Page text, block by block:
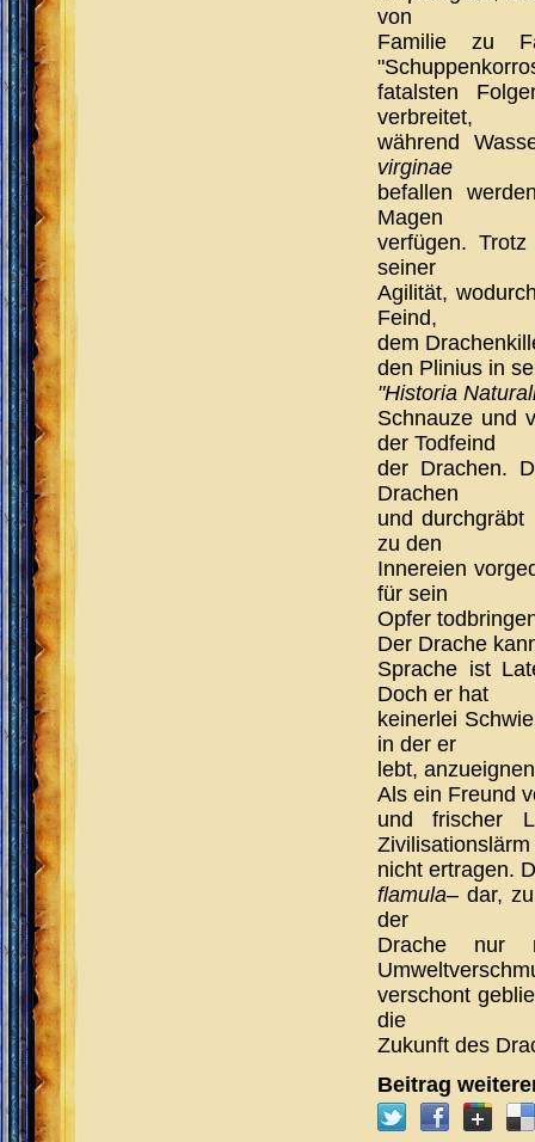
von
Familie zu
fatalsten
verbreitet,
während
virginae
befallen
Magen
verfügen.
seiner
Agilität,
Feind,
dem
den Plinius in
"Historia
Schnauze und
der Todfeind
der Drachen.
Drachen
und
zu den
Innereien
für sein
Opfer
Der Drache
Sprache ist
Doch er hat
keinerlei
in der er
lebt,
Als ein Freund
und frischer
Zivilisationslärm
nicht ertragen.
flamula– dar,
der
Drache nur
verschont
die
Zukunft des
Beitrag